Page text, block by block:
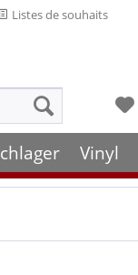
Listes de souhaits
Vinyl